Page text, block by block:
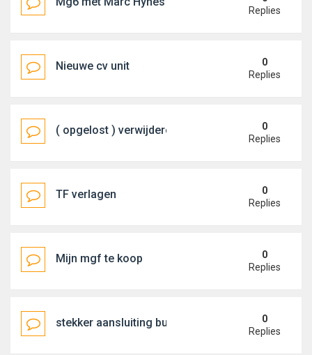
Replies
Nieuwe cv unit
0
Replies
( opgelost ) verwijderen " buttress to subframe "
0
Replies
TF verlagen
0
Replies
Mijn mgf te koop
0
Replies
stekker aansluiting buitenspiegels
0
Replies